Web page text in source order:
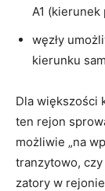
A1 (kierunek
węzły
kierunku
Dla większości
ten rejon
możliwie „na
tranzytowo,
zatory w